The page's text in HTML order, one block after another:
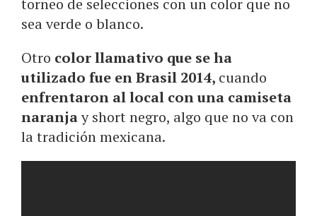
torneo de selecciones con un color que no
sea verde o blanco.
Otro color llamativo que se ha
utilizado fue en Brasil 2014, cuando
enfrentaron al local con una camiseta
naranjay short negro, algo que no va con
la tradición mexicana.